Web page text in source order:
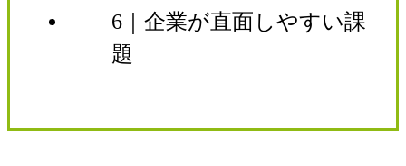
6｜企業が直面しやすい課
題